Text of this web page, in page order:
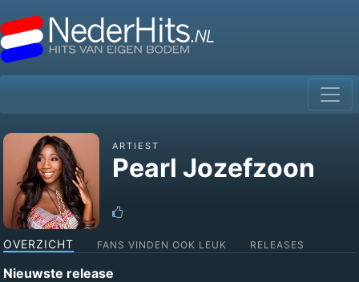
ARTIEST
Pearl Jozefzoon
OVERZICHT FANS VINDEN OOK LEUK RELEASES
Nieuwste release